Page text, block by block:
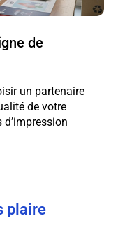
de
un partenaire
de votre
plaire